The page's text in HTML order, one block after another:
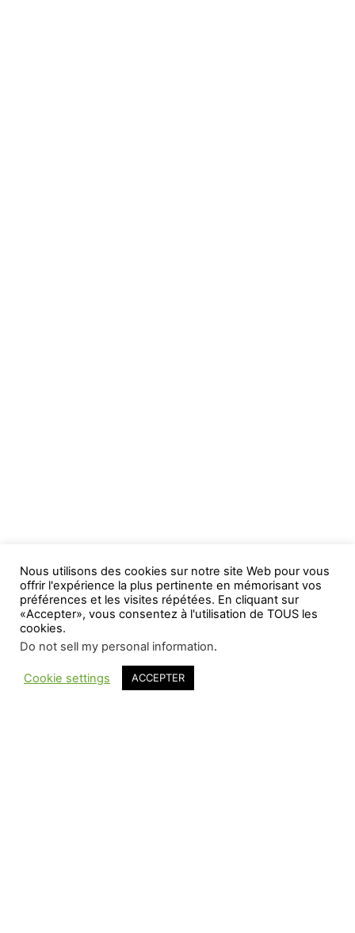
Nous utilisons des cookies sur notre site Web pour vous
offrir l'expérience la plus pertinente en mémorisant vos
préférences et les visites répétées. En cliquant sur
«Accepter», vous consentez à l'utilisation de TOUS les
cookies.
Do not sell my personal information.
Cookie settings ACCEPTER